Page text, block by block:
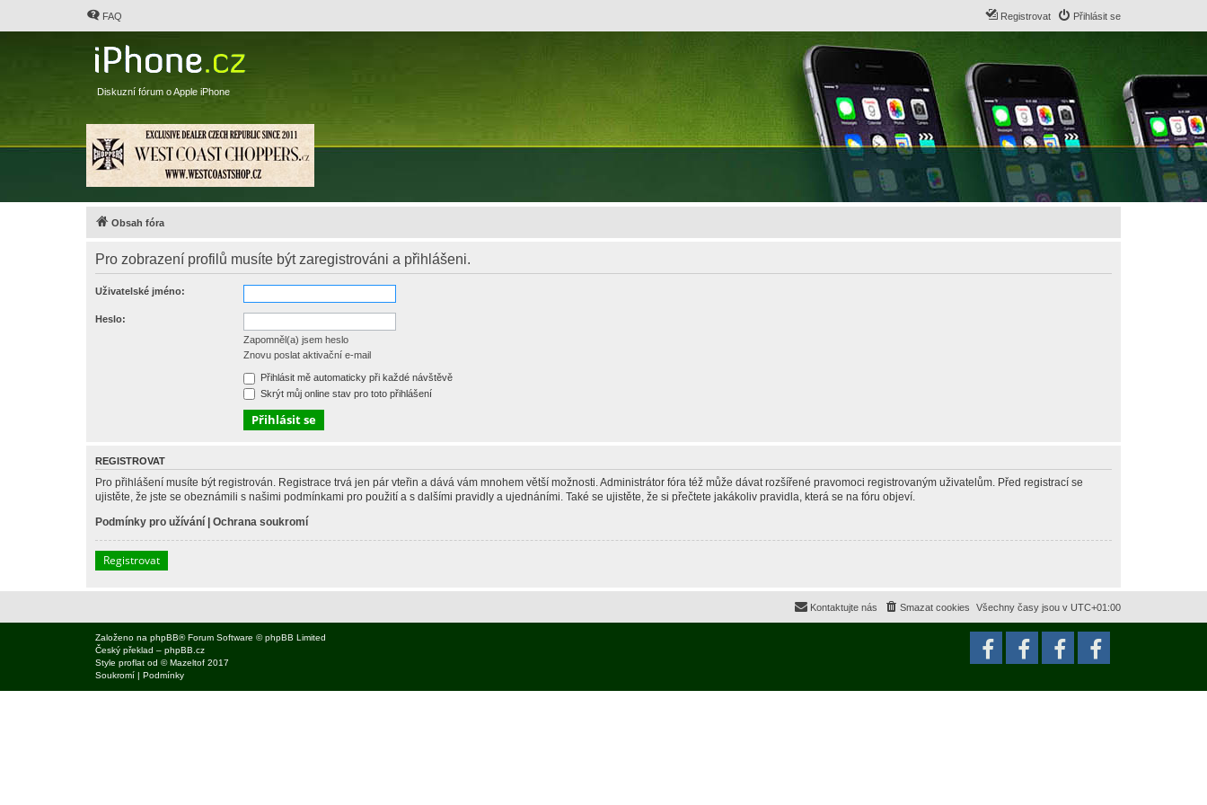
FAQ Přihlásit se
Registrovat
Diskuzní fórum o Apple iPhone
Obsah fóra
Pro zobrazení profilů musíte být zaregistrováni a přihlášeni.
Uživatelské jméno:
Heslo:
Zapomněl(a) jsem heslo
Znovu poslat aktivační e-mail
Přihlásit mě automaticky při každé návštěvě
Skrýt můj online stav pro toto přihlášení
REGISTROVAT
Pro přihlášení musíte být registrován. Registrace trvá jen pár vteřin a dává vám mnohem větší možnosti. Administrátor fóra též může dávat rozšířené pravomoci registrovaným uživatelům. Před registrací se
ujistěte, že jste se obeznámili s našimi podmínkami pro použití a s dalšími pravidly a ujednáními. Také se ujistěte, že si přečtete jakákoliv pravidla, která se na fóru objeví.
Podmínky pro užívání | Ochrana soukromí
Registrovat
Všechny časy jsou v UTC+01:00
Smazat cookies
Kontaktujte nás
Založeno na phpBB® Forum Software © phpBB Limited
Český překlad – phpBB.cz
Style proflat od ©Mazeltof 2017
Soukromí | Podmínky